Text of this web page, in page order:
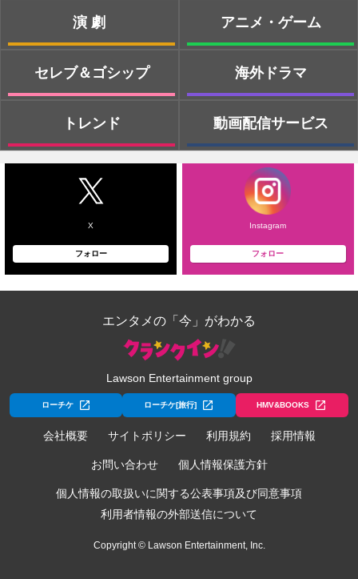
演劇
セレブ＆ゴシップ
トレンド
アニメ・ゲーム
海外ドラマ
動画配信サービス
X
フォロー
Instagram
フォロー
エンタメの「今」がわかる
Lawson Entertainment group
ローチケ ローチケ[旅行] HMV&BOOKS
会社概要 サイトポリシー 利用規約 採用情報
お問い合わせ 個人情報保護方針
個人情報の取扱いに関する公表事項及び同意事項
利用者情報の外部送信について
Copyright © Lawson Entertainment, Inc.